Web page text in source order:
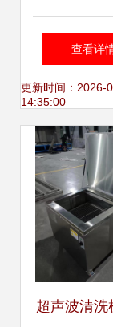
的便捷之选
博尔超声波
备详
查看详
更新时间：2026-
14:35:00
超声波清洗